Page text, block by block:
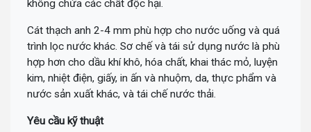
không chứa các chất độc hại.
Cát thạch anh 2-4 mm phù hợp cho nước uống và quá
trình lọc nước khác. Sơ chế và tái sử dụng nước là phù
hợp hơn cho dầu khí khô, hóa chất, khai thác mỏ, luyện
kim, nhiệt điện, giấy, in ấn và nhuộm, da, thực phẩm và
nước sản xuất khác, và tái chế nước thải.
Yêu cầu kỹ thuật